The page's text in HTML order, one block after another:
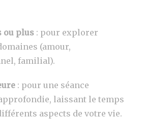
ou plus : pour explorer
(amour,
familial).
: pour une séance
laissant le temps
aspects de votre vie.